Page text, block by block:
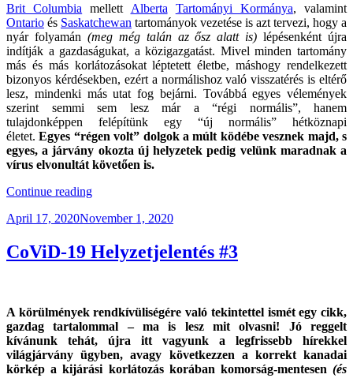
Brit Columbia mellett Alberta Tartományi Kormánya, valamint
Ontario és Saskatchewan tartományok vezetése is azt tervezi, hogy a
nyár folyamán (meg még talán az ősz alatt is) lépésenként újra
indítják a gazdaságukat, a közigazgatást. Mivel minden tartomány
más és más korlátozásokat léptetett életbe, máshogy rendelkezett
bizonyos kérdésekben, ezért a normálishoz való visszatérés is eltérő
lesz, mindenki más utat fog bejárni. Továbbá egyes vélemények
szerint semmi sem lesz már a “régi normális”, hanem
tulajdonképpen felépítünk egy “új normális” hétköznapi
életet.Egyes “régen volt” dolgok a múlt ködébe vesznek majd, s
egyes, a járvány okozta új helyzetek pedig velünk maradnak a
vírus elvonultát követően is.
Continue reading“CoViD-
Helyzetjelentés
Posted
April 17, 2020November 1, 2020
CoViD-19 Helyzetjelentés #3
A körülmények rendkívüliségére való tekintettel ismét egy cikk,
gazdag tartalommal – ma is lesz mit olvasni! Jó reggelt
kívánunk tehát, újra itt vagyunk a legfrissebb hírekkel
világjárvány ügyben, avagy következzen a korrekt kanadai
körkép a kijárási korlátozás korában komorság-mentesen (és